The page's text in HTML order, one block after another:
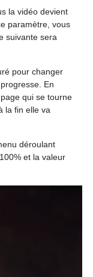
la vidéo devient
paramètre, vous
suivante sera
pour changer
En
qui se tourne
la fin elle va
déroulant
et la valeur